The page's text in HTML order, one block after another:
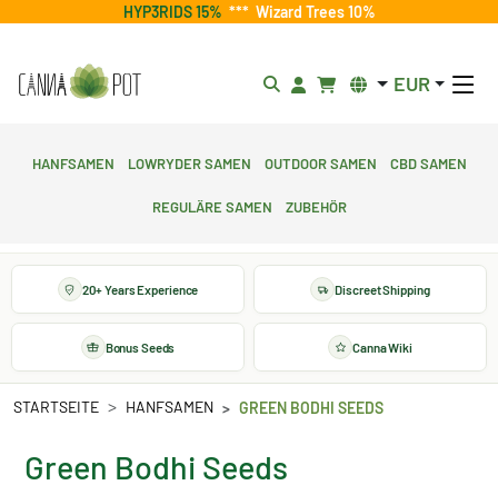
HYP3RIDS 15% *** Wizard Trees 10%
EUR
Hanfsamen Lowryder Samen Outdoor Samen CBD Samen
Reguläre Samen Zubehör
20+ Years Experience Discreet Shipping
Bonus Seeds Canna Wiki
STARTSEITE HANFSAMEN GREEN BODHI SEEDS
Green Bodhi Seeds